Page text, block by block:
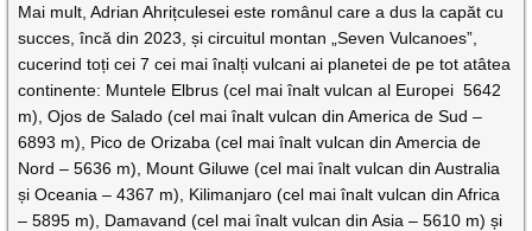
Mai mult, Adrian Ahrițculesei este românul care a dus la capăt cu
succes, încă din 2023, și circuitul montan „Seven Vulcanoes”,
cucerind toți cei 7 cei mai înalți vulcani ai planetei de pe tot atâtea
continente: Muntele Elbrus (cel mai înalt vulcan al Europei 5642
m), Ojos de Salado (cel mai înalt vulcan din America de Sud –
6893 m), Pico de Orizaba (cel mai înalt vulcan din Amercia de
Nord – 5636 m), Mount Giluwe (cel mai înalt vulcan din Australia
și Oceania – 4367 m), Kilimanjaro (cel mai înalt vulcan din Africa
– 5895 m), Damavand (cel mai înalt vulcan din Asia – 5610 m) și